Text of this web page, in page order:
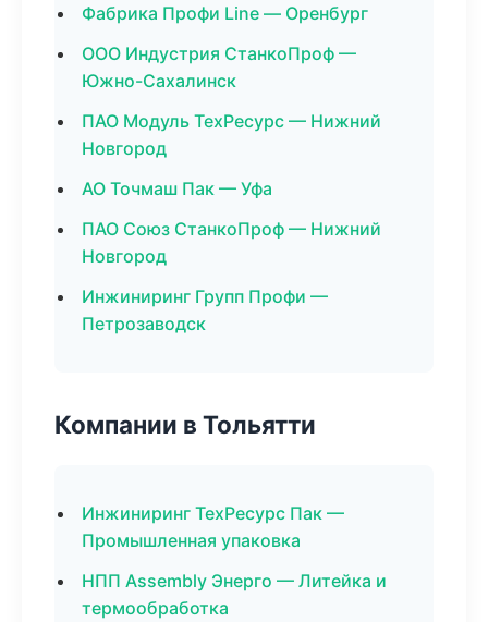
Фабрика Профи Line — Оренбург
ООО Индустрия СтанкоПроф —
Южно-Сахалинск
ПАО Модуль ТехРесурс — Нижний
Новгород
АО Точмаш Пак — Уфа
ПАО Союз СтанкоПроф — Нижний
Новгород
Инжиниринг Групп Профи —
Петрозаводск
Компании в Тольятти
Инжиниринг ТехРесурс Пак —
Промышленная упаковка
НПП Assembly Энерго — Литейка и
термообработка